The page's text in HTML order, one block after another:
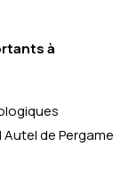
à
de Pergame